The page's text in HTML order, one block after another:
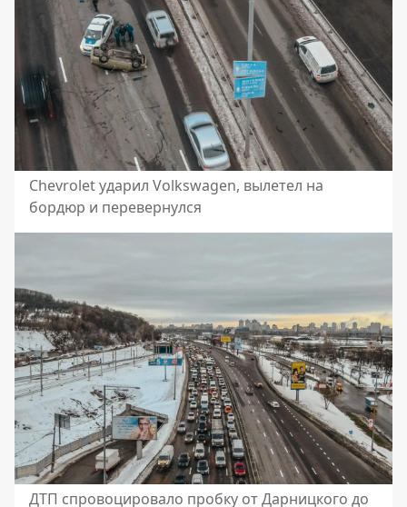
Chevrolet ударил Volkswagen, вылетел на
бордюр и перевернулся
ДТП спровоцировало пробку от Дарницкого до